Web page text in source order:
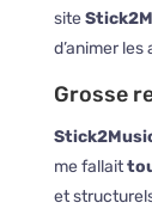
site
d’animer
Grosse
me fallait
et